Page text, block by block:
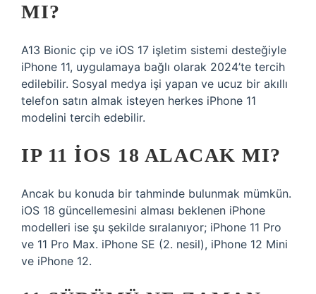
MI?
A13 Bionic çip ve iOS 17 işletim sistemi desteğiyle
iPhone 11, uygulamaya bağlı olarak 2024’te tercih
edilebilir. Sosyal medya işi yapan ve ucuz bir akıllı
telefon satın almak isteyen herkes iPhone 11
modelini tercih edebilir.
IP 11 IOS 18 ALACAK MI?
Ancak bu konuda bir tahminde bulunmak mümkün.
iOS 18 güncellemesini alması beklenen iPhone
modelleri ise şu şekilde sıralanıyor; iPhone 11 Pro
ve 11 Pro Max. iPhone SE (2. nesil), iPhone 12 Mini
ve iPhone 12.